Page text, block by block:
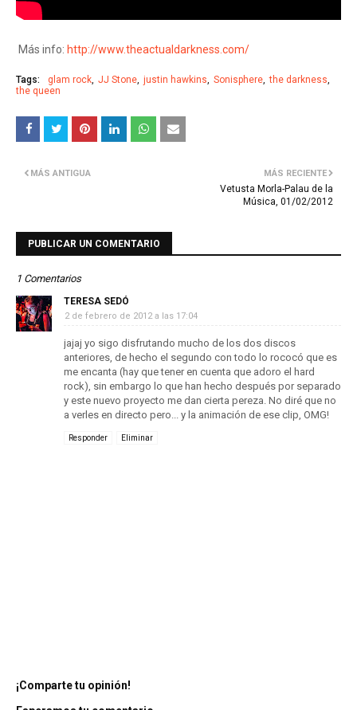
Más info: http://www.theactualdarkness.com/
Tags: glam rock JJ Stone justin hawkins Sonisphere the darkness
the queen
MÁS RECIENTE
Vetusta Morla-Palau de la
Música, 01/02/2012
MÁS ANTIGUA
PUBLICAR UN COMENTARIO
1 Comentarios
TERESA SEDÓ
2 de febrero de 2012 a las 17:04
jajaj yo sigo disfrutando mucho de los dos discos
anteriores, de hecho el segundo con todo lo rococó que es
me encanta (hay que tener en cuenta que adoro el hard
rock), sin embargo lo que han hecho después por separado
y este nuevo proyecto me dan cierta pereza. No diré que no
a verles en directo pero... y la animación de ese clip, OMG!
Responder Eliminar
¡Comparte tu opinión!